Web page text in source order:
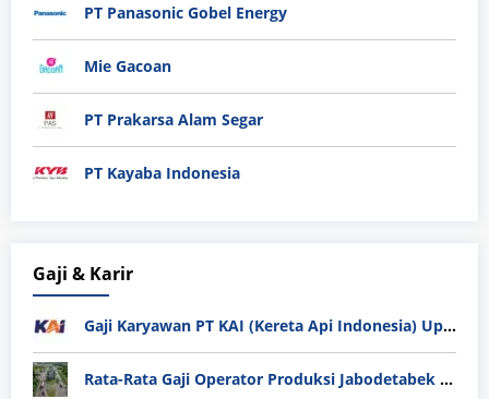
PT Panasonic Gobel Energy
Mie Gacoan
PT Prakarsa Alam Segar
PT Kayaba Indonesia
Gaji & Karir
Gaji Karyawan PT KAI (Kereta Api Indonesia) Update 2025
Rata-Rata Gaji Operator Produksi Jabodetabek 2025: Bedah Tuntas UMK, Lemburan, dan Realita Hidup Buruh